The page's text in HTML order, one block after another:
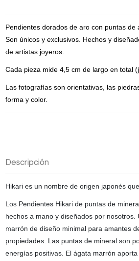
Pendientes dorados de aro con puntas de
Son únicos y exclusivos. Hechos y
de artistas joyeros.
Cada pieza mide 4,5 cm de largo en total
Las fotografías son orientativas, las
forma y color.
Descripción
Hikari es un nombre de origen japonés
Los Pendientes Hikari de puntas de
hechos a mano y diseñados por nosotros.
marrón de diseño minimal para amantes
propiedades. Las puntas de mineral son
energías positivas. El ágata marrón